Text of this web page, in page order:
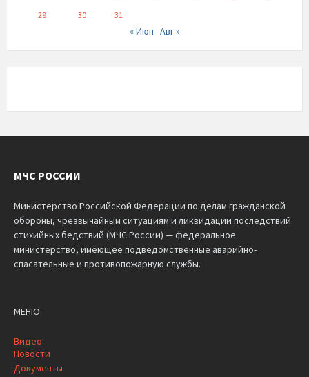
29
30 31
« Июн Авг »
МЧС РОССИИ
Министерство Российской Федерации по делам гражданской
обороны, чрезвычайным ситуациям и ликвидации последствий
стихийных бедствий (МЧС России) — федеральное
министерство, имеющее подведомственные аварийно-
спасательные и противопожарную службы.
МЕНЮ
Видео
Новости
Документы